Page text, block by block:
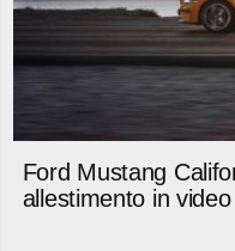
Ford Mustang
allestimento in video